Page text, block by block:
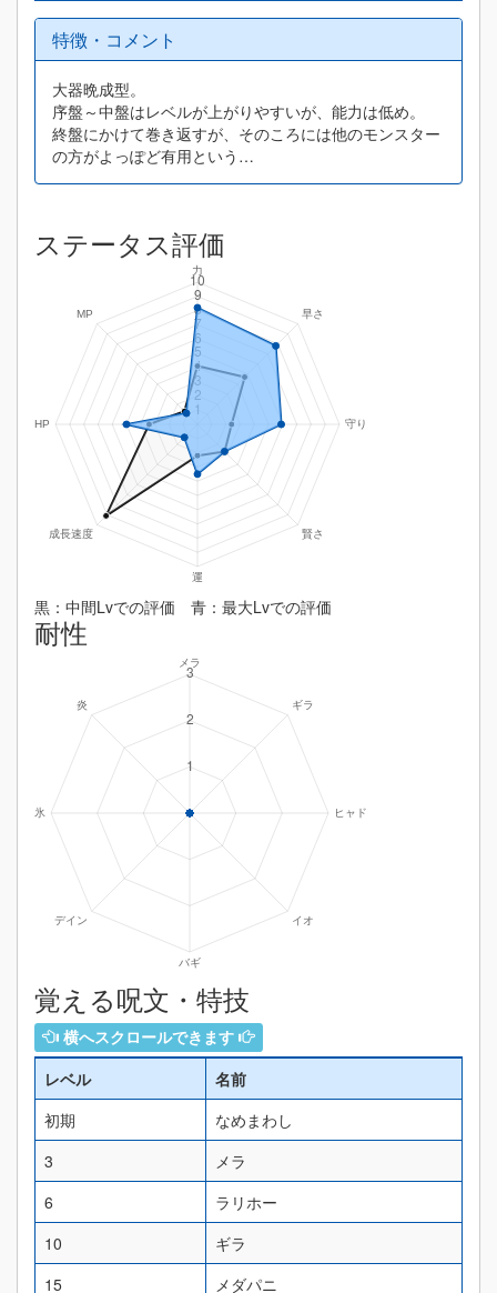
特徴・コメント
大器晩成型。
序盤～中盤はレベルが上がりやすいが、能力は低め。
終盤にかけて巻き返すが、そのころには他のモンスター
の方がよっぽど有用という…
ステータス評価
黒：中間Lvでの評価 青：最大Lvでの評価
耐性
覚える呪文・特技
横へスクロールできます
レベル
名前
初期
なめまわし
3
メラ
6
ラリホー
10
ギラ
15
メダパニ